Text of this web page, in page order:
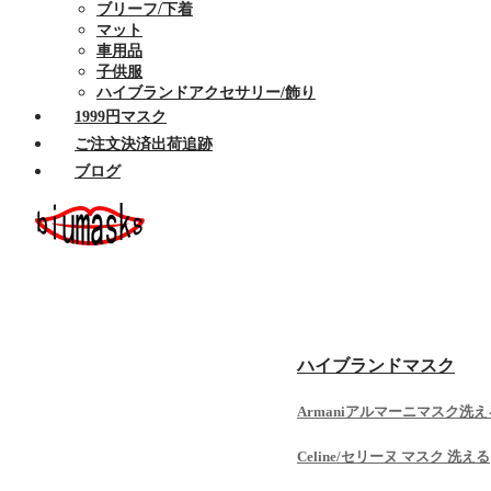
ブリーフ/下着
マット
車用品
子供服
ハイブランドアクセサリー/飾り
1999円マスク
ご注文決済出荷追跡
ブログ
ハイブランドマスク
Armaniアルマーニマスク洗え
Celine/セリーヌ マスク 洗える